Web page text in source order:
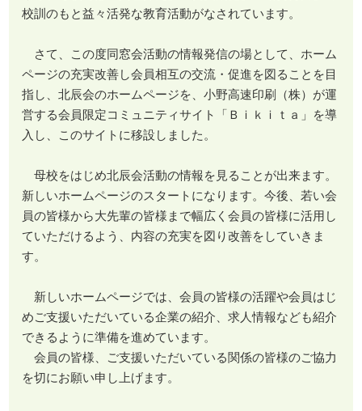
校訓のもと益々活発な教育活動がなされています。
さて、この度同窓会活動の情報発信の場として、ホーム
ページの充実改善し会員相互の交流・促進を図ることを目
指し、北辰会のホームページを、小野高速印刷（株）が運
営する会員限定コミュニティサイト「Ｂｉｋｉｔａ」を導
入し、このサイトに移設しました。
母校をはじめ北辰会活動の情報を見ることが出来ます。
新しいホームページのスタートになります。今後、若い会
員の皆様から大先輩の皆様まで幅広く会員の皆様に活用し
ていただけるよう、内容の充実を図り改善をしていきま
す。
新しいホームページでは、会員の皆様の活躍や会員はじ
めご支援いただいている企業の紹介、求人情報なども紹介
できるように準備を進めています。
会員の皆様、ご支援いただいている関係の皆様のご協力
を切にお願い申し上げます。